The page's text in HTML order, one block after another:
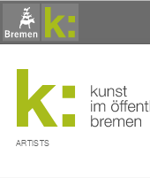
ARTISTS